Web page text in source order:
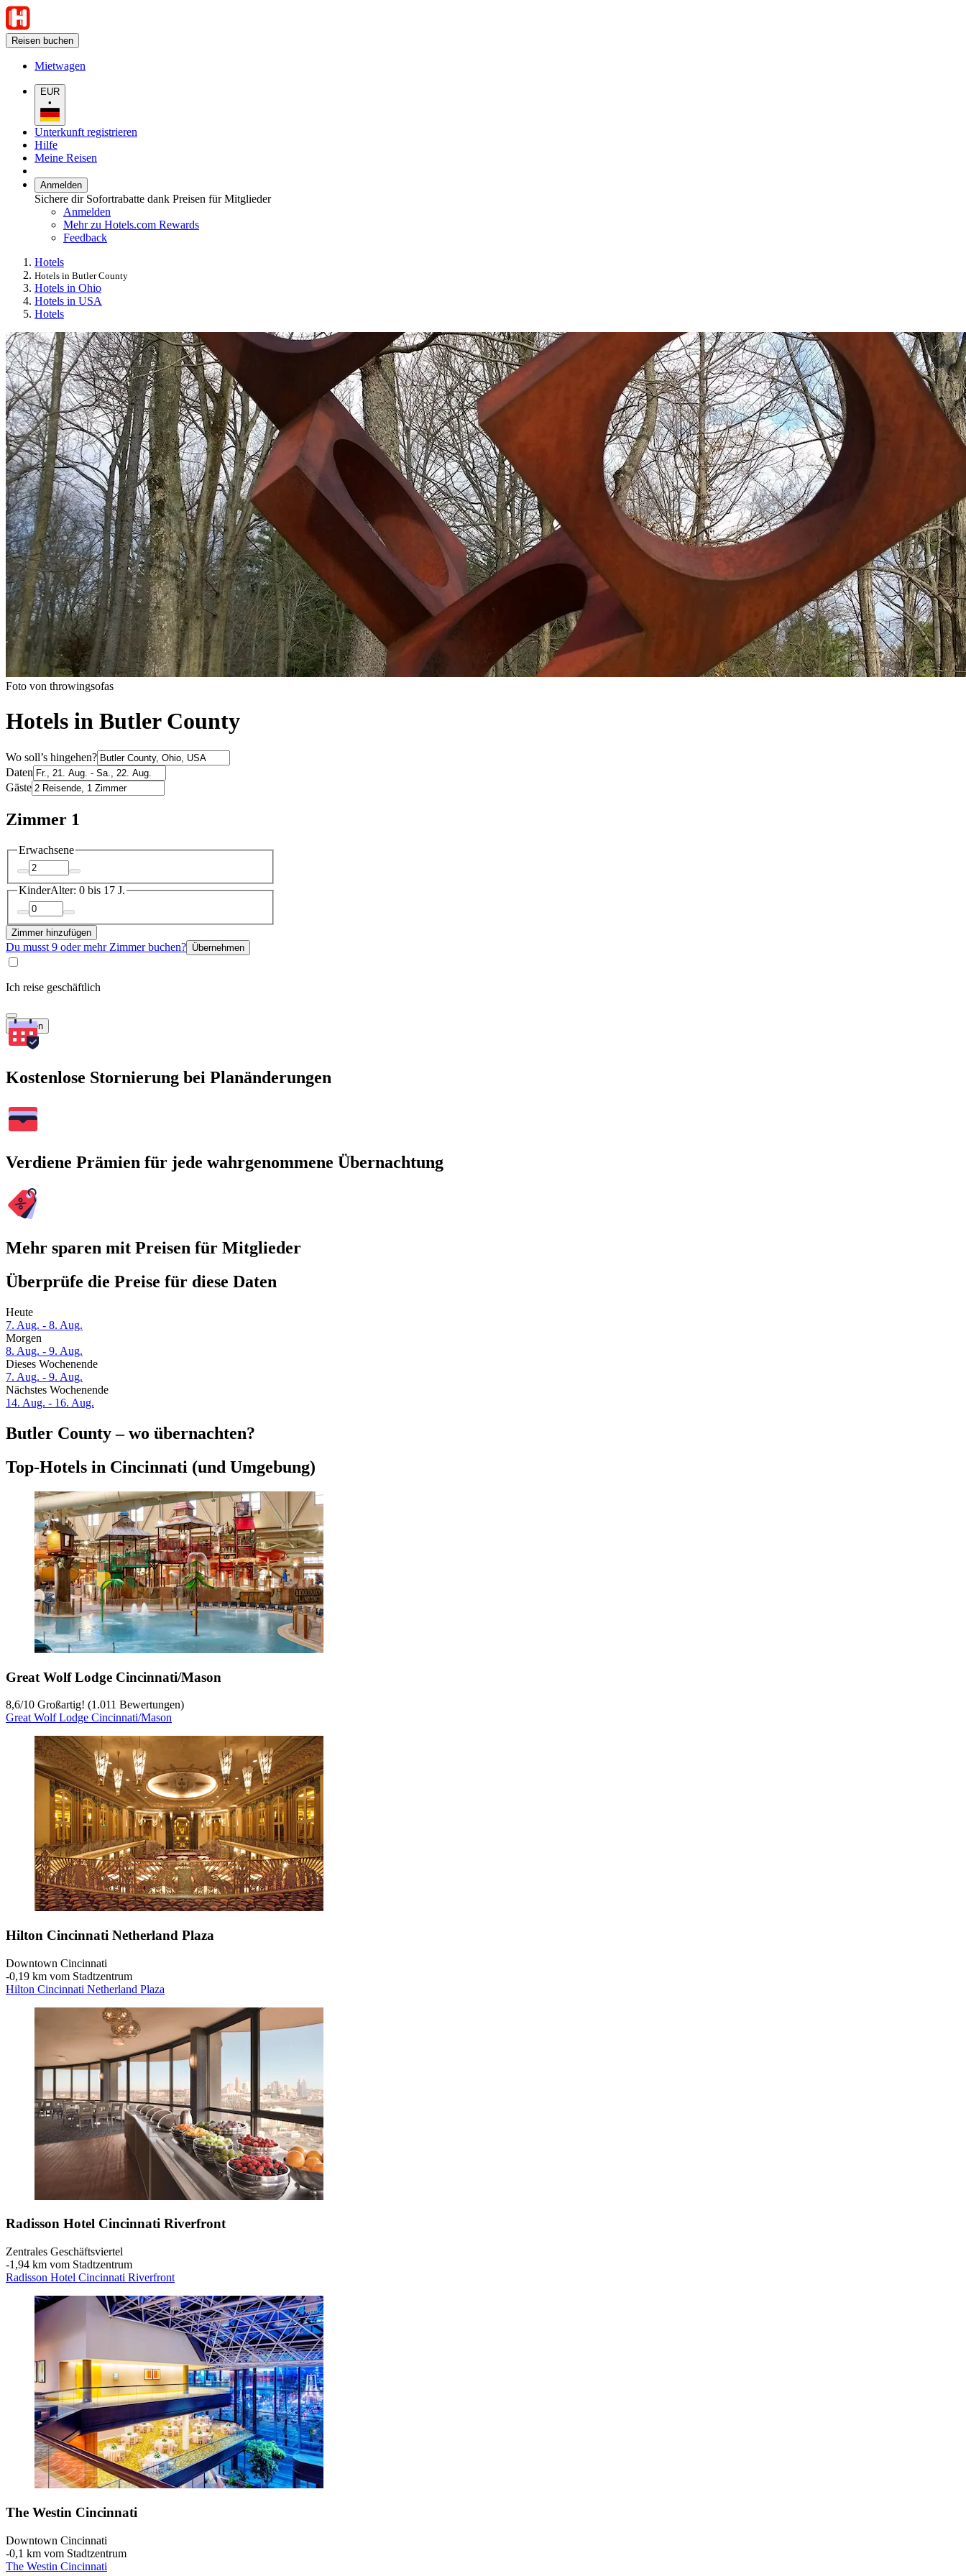
Reisen buchen
Mietwagen
EUR
•
Unterkunft registrieren
Hilfe
Meine Reisen
Anmelden
Sichere dir Sofortrabatte dank Preisen für Mitglieder
Anmelden
Mehr zu Hotels.com Rewards
Feedback
Hotels
Hotels in Butler County
Hotels in Ohio
Hotels in USA
Hotels
Foto von throwingsofas
Hotels in Butler County
Wo soll’s hingehen?
Daten
Gäste
Zimmer 1
Erwachsene
KinderAlter: 0 bis 17 J.
Zimmer hinzufügen
Du musst 9 oder mehr Zimmer buchen? Übernehmen
Ich reise geschäftlich
Suchen
Kostenlose Stornierung bei Planänderungen
Verdiene Prämien für jede wahrgenommene Übernachtung
Mehr sparen mit Preisen für Mitglieder
Überprüfe die Preise für diese Daten
Heute
7. Aug. - 8. Aug.
Morgen
8. Aug. - 9. Aug.
Dieses Wochenende
7. Aug. - 9. Aug.
Nächstes Wochenende
14. Aug. - 16. Aug.
Butler County – wo übernachten?
Top-Hotels in Cincinnati (und Umgebung)
Great Wolf Lodge Cincinnati/Mason
8,6/10 Großartig! (1.011 Bewertungen)
Great Wolf Lodge Cincinnati/Mason
Hilton Cincinnati Netherland Plaza
Downtown Cincinnati
‐0,19 km vom Stadtzentrum
Hilton Cincinnati Netherland Plaza
Radisson Hotel Cincinnati Riverfront
Zentrales Geschäftsviertel
‐1,94 km vom Stadtzentrum
Radisson Hotel Cincinnati Riverfront
The Westin Cincinnati
Downtown Cincinnati
‐0,1 km vom Stadtzentrum
The Westin Cincinnati